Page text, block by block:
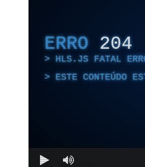
ERRO 204
HLS.JS FATAL
ESTE CONTEÚDO